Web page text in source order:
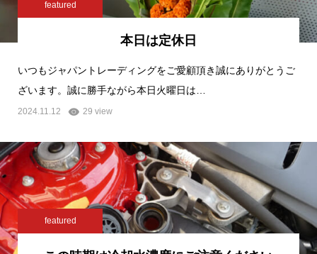
featured
本日は定休日
いつもジャパントレーディングをご愛顧頂き誠にありがとうご
ざいます。誠に勝手ながら本日火曜日は…
2024.11.12 29 view
featured